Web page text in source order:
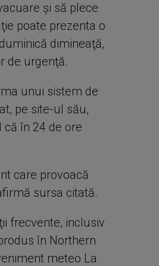
şi să plece
poate prezenta o
dimineaţă,
de urgenţă.
unui sistem de
pe site-ul său,
în 24 de ore
care provoacă
sursa citată.
frecvente, inclusiv
în Northern
meteo La